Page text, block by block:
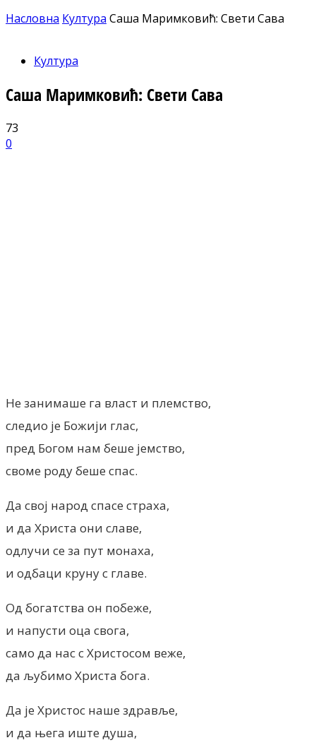
Насловна Култура Саша Маримковић: Свети Сава
Култура
Саша Маримковић: Свети Сава
73
0
Не занимаше га власт и племство,
следио је Божији глас,
пред Богом нам беше јемство,
своме роду беше спас.
Да свој народ спасе страха,
и да Христа они славе,
одлучи се за пут монаха,
и одбаци круну с главе.
Од богатства он побеже,
и напусти оца свога,
само да нас с Христосом веже,
да љубимо Христа бога.
Да је Христос наше здравље,
и да њега иште душа,